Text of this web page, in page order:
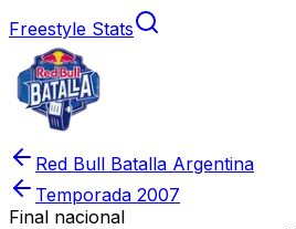
Freestyle Stats
Red Bull Batalla Argentina
Temporada 2007
Final nacional